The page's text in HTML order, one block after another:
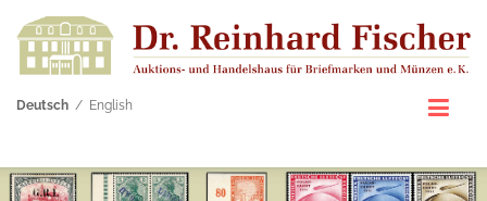
Deutsch / English